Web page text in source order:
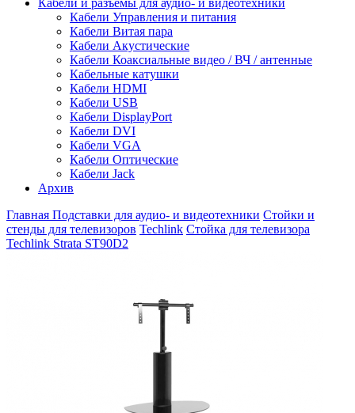
Кабели Управления и питания
Кабели Витая пара
Кабели Акустические
Кабели Коаксиальные видео / ВЧ / антенные
Кабельные катушки
Кабели HDMI
Кабели USB
Кабели DisplayPort
Кабели DVI
Кабели VGA
Кабели Оптические
Кабели Jack
Архив
Главная Подставки для аудио- и видеотехники Стойки и
стенды для телевизоров Techlink Стойка для телевизора
Techlink Strata ST90D2